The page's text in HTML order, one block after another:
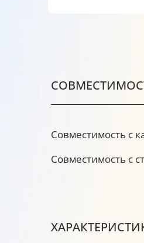
Совместимость с
Совместимость с